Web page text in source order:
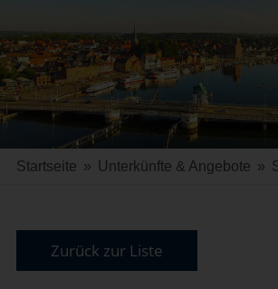
Startseite » Unterkünfte & Angebote »
Zurück zur Liste